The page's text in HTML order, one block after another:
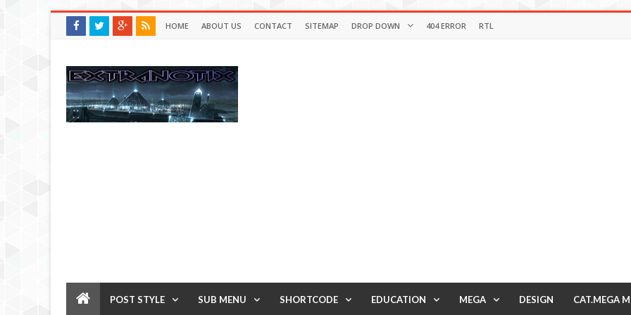
HOME ABOUT US CONTACT SITEMAP DROP DOWN 404 ERROR RTL
POST STYLE SUB MENU SHORTCODE EDUCATION MEGA DESIGN CAT.MEGA